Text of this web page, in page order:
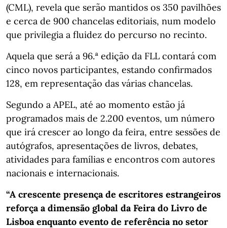
(CML), revela que serão mantidos os 350 pavilhões
e cerca de 900 chancelas editoriais, num modelo
que privilegia a fluidez do percurso no recinto.
Aquela que será a 96.ª edição da FLL contará com
cinco novos participantes, estando confirmados
128, em representação das várias chancelas.
Segundo a APEL, até ao momento estão já
programados mais de 2.200 eventos, um número
que irá crescer ao longo da feira, entre sessões de
autógrafos, apresentações de livros, debates,
atividades para famílias e encontros com autores
nacionais e internacionais.
“A crescente presença de escritores estrangeiros
reforça a dimensão global da Feira do Livro de
Lisboa enquanto evento de referência no setor